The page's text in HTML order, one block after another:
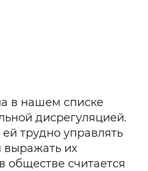
в нашем списке
дисрегуляцией.
трудно управлять
их
обществе считается